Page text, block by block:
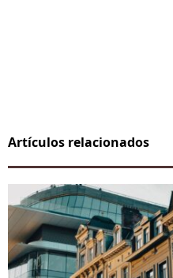
Artículos relacionados